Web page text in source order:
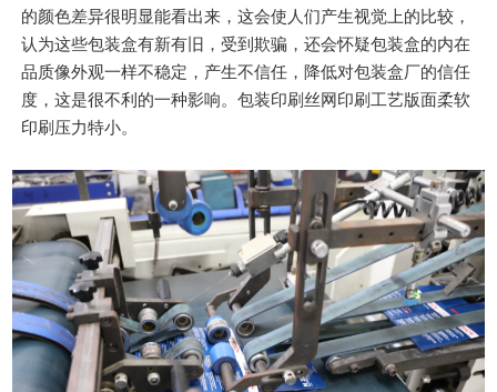
的颜色差异很明显能看出来，这会使人们产生视觉上的比较，
认为这些包装盒有新有旧，受到欺骗，还会怀疑包装盒的内在
品质像外观一样不稳定，产生不信任，降低对包装盒厂的信任
度，这是很不利的一种影响。包装印刷丝网印刷工艺版面柔软
印刷压力特小。